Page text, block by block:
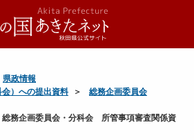
県政情報
）への提出資料
総務企画委員会
務企画委員会・分科会 所管事項審査関係資